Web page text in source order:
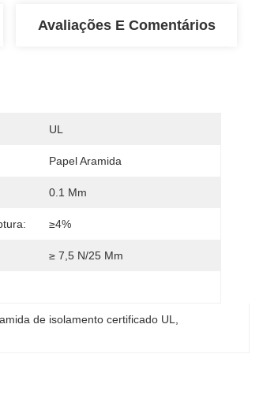
Avaliações E Comentários
UL
Papel Aramida
0.1 Mm
≥4%
≥ 7,5 N/25 Mm
de isolamento certificado UL